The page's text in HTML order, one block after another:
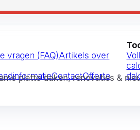
vragen (FAQ)Artikels over
ContactOfferte
platte daken, renovaties &